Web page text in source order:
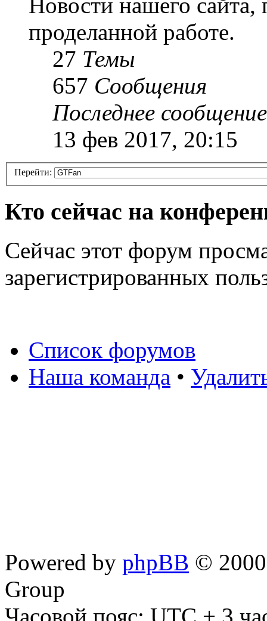
проделанной работе.
27 Темы
657 Сообщения
Последнее сообщение
13 фев 2017, 20:15
Перейти:
Кто сейчас на
Сейчас этот форум
зарегистрированных
Список форумов
Наша команда •
Powered by phpBB ©
Group
Часовой пояс: UTC + 3